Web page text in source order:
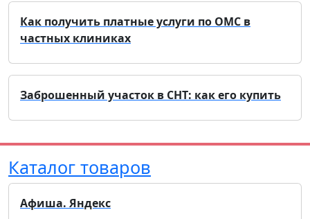
Как получить платные услуги по ОМС в
частных клиниках
Заброшенный участок в СНТ: как его купить
Каталог товаров
Афиша. Яндекс